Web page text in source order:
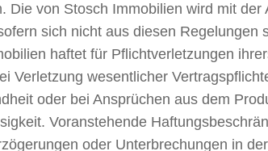
Die von Stosch Immobilien wird mit
sich nicht aus diesen Regelungen
haftet für Pflichtverletzungen
Verletzung wesentlicher
oder bei Ansprüchen aus dem
Voranstehende
oder Unterbrechungen in